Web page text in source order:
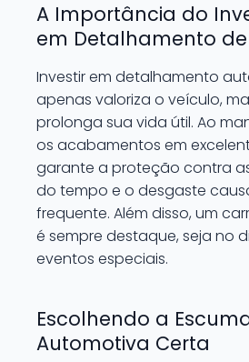
A Importância do
em Detalhamento
Investir em detalhamento
apenas valoriza o veículo,
prolonga sua vida útil. Ao
os acabamentos em
garante a proteção contra
do tempo e o desgaste
frequente. Além disso, um
é sempre destaque, seja no
eventos especiais.
Escolhendo a
Automotiva Certa